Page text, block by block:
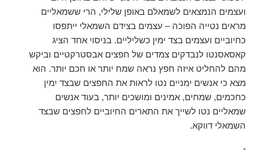
ועצמים הנמצאים לשמאלם באופן שלילי, הרי ששמאליים
מראים נטייה הפוכה – עצמים בצידם השמאלי ייתפסו
כחיוביים ועצמים בצד ימין כשליליים. בניסוי אחד הציג
קאסאסנטו לנבדקים צמדים של חפצים אבסטרקטיים וביקש
מהם להחליט איזה חפץ נראה שמח יותר או חכם יותר. הוא
מצא כי אנשים ימניים נטו לראות את החפצים שבצד ימין
כחכמים, שמחים, אמינים ומושכים יותר, בעוד אנשים
שמאליים נטו לשייך את התארים החיוביים לחפצים שבצד
השמאלי דווקא.